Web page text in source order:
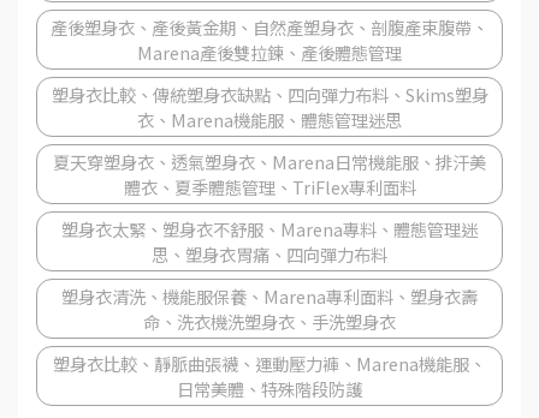
產後塑身衣、產後黃金期、自然產塑身衣、剖腹產束腹帶、
Marena產後雙拉鍊、產後體態管理
塑身衣比較、傳統塑身衣缺點、四向彈力布料、Skims塑身
衣、Marena機能服、體態管理迷思
夏天穿塑身衣、透氣塑身衣、Marena日常機能服、排汗美
體衣、夏季體態管理、TriFlex專利面料
塑身衣太緊、塑身衣不舒服、Marena專料、體態管理迷
思、塑身衣胃痛、四向彈力布料
塑身衣清洗、機能服保養、Marena專利面料、塑身衣壽
命、洗衣機洗塑身衣、手洗塑身衣
塑身衣比較、靜脈曲張襪、運動壓力褲、Marena機能服、
日常美體、特殊階段防護